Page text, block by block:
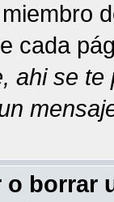
cada
, ahi se te
borrar